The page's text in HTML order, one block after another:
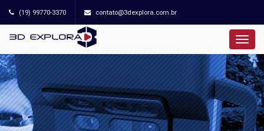
(19) 99770-3370 contato@3dexplora.com.br